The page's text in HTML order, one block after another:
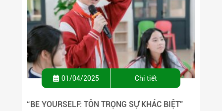
01/04/2025 Chi tiết
“BE YOURSELF: TÔN TRỌNG SỰ KHÁC BIỆT”